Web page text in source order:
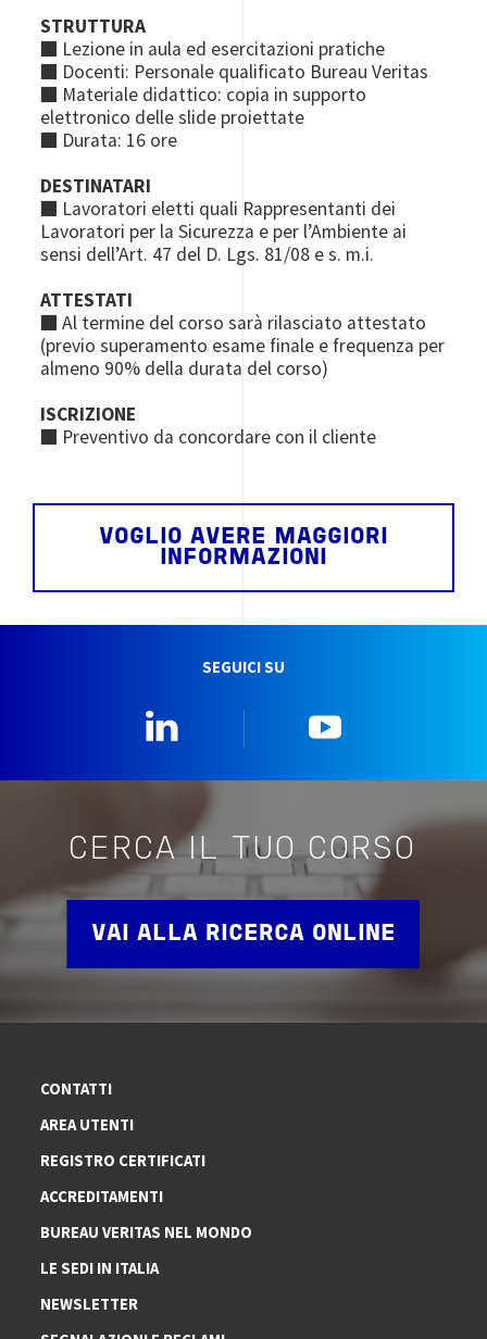
STRUTTURA
■ Lezione in aula ed esercitazioni pratiche
■ Docenti: Personale qualificato Bureau Veritas
■ Materiale didattico: copia in supporto
elettronico delle slide proiettate
■ Durata: 16 ore
DESTINATARI
■ Lavoratori eletti quali Rappresentanti dei
Lavoratori per la Sicurezza e per l’Ambiente ai
sensi dell’Art. 47 del D. Lgs. 81/08 e s. m.i.
ATTESTATI
■ Al termine del corso sarà rilasciato attestato
(previo superamento esame finale e frequenza per
almeno 90% della durata del corso)
ISCRIZIONE
■ Preventivo da concordare con il cliente
VOGLIO AVERE MAGGIORI
INFORMAZIONI
SEGUICI SU
CERCA IL TUO CORSO
VAI ALLA RICERCA ONLINE
CONTATTI
AREA UTENTI
REGISTRO CERTIFICATI
ACCREDITAMENTI
BUREAU VERITAS NEL MONDO
LE SEDI IN ITALIA
NEWSLETTER